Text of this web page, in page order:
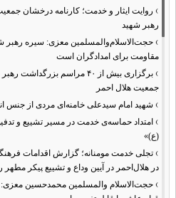
› روایت ایثار و خدمت؛ کارنامه درخشان
رهبر شهید
› حجت‌الاسلام‌والمسلمین معزی: سیره
مقاومت برای امدادگران است
›
برگزاری بیش از ۴۰ مراسم
جمعیت هلال احمر
› شهید امام سیدعلی خامنه‌ای مردی از جنس انسان
› امتداد حماسه‌ی خدمت در مسیر تشییع و
(ع)»
› تجلی خدمت مومنانه؛ گزارش اقدامات
در هلال‌احمر در آیین وداع و تشییع پیکر مطهر
› حجت‌الاسلام والمسلمین محمدحسین معزی: